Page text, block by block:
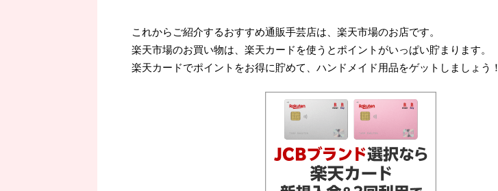
これからご紹介するおすすめ通販手芸店は、楽天市場のお店です。
楽天市場のお買い物は、楽天カードを使うとポイントがいっぱい貯まります。
楽天カードでポイントをお得に貯めて、ハンドメイド用品をゲットしましょう！